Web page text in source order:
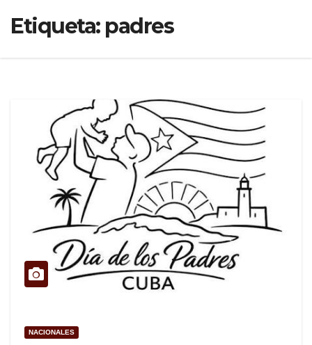
Etiqueta: padres
NACIONALES